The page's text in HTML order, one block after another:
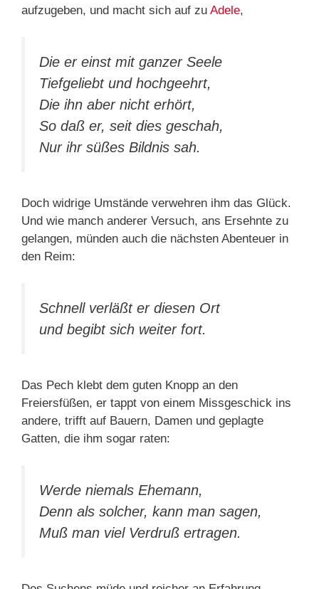
aufzugeben, und macht sich auf zu Adele,
Die er einst mit ganzer Seele
Tiefgeliebt und hochgeehrt,
Die ihn aber nicht erhört,
So daß er, seit dies geschah,
Nur ihr süßes Bildnis sah.
Doch widrige Umstände verwehren ihm das Glück.
Und wie manch anderer Versuch, ans Ersehnte zu
gelangen, münden auch die nächsten Abenteuer in
den Reim:
Schnell verläßt er diesen Ort
und begibt sich weiter fort.
Das Pech klebt dem guten Knopp an den
Freiersfüßen, er tappt von einem Missgeschick ins
andere, trifft auf Bauern, Damen und geplagte
Gatten, die ihm sogar raten:
Werde niemals Ehemann,
Denn als solcher, kann man sagen,
Muß man viel Verdruß ertragen.